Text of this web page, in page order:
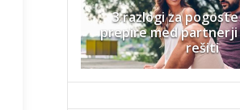
3 razlogi za
prepire med partnerji
rešiti